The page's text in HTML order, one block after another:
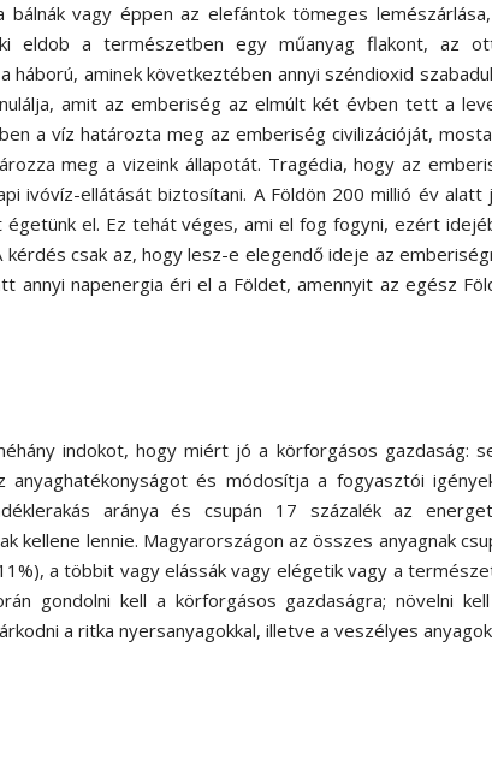
vagy éppen az elefántok tömeges
eldob a természetben egy műanyag flakont, az
aminek következtében annyi széndioxid
amit az emberiség az elmúlt két évben tett a
a víz határozta meg az emberiség civilizációját,
meg a vizeink állapotát. Tragédia, hogy az
ivóvíz-ellátását biztosítani. A Földön 200 millió év
el. Ez tehát véges, ami el fog fogyni, ezért
csak az, hogy lesz-e elegendő ideje az
annyi napenergia éri el a Földet, amennyit az egész
indokot, hogy miért jó a körforgásos gazdaság:
és módosítja a fogyasztói
aránya és csupán 17 százalék az
kellene lennie. Magyarországon az összes anyagnak
a többit vagy elássák vagy elégetik vagy a
gondolni kell a körforgásos gazdaságra; növelni
a ritka nyersanyagokkal, illetve a veszélyes